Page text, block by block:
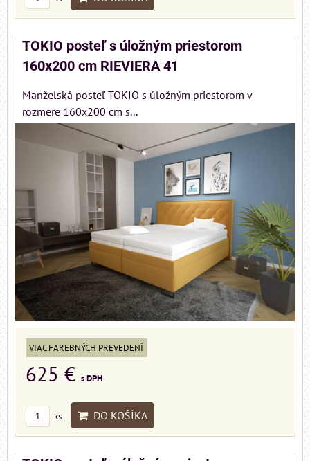
TOKIO posteľ s úložným priestorom
160x200 cm RIEVIERA 41
Manželská posteľ TOKIO s úložným priestorom v
rozmere 160x200 cm s...
VIAC FAREBNÝCH PREVEDENÍ
625 € s DPH
ks DO KOŠÍKA